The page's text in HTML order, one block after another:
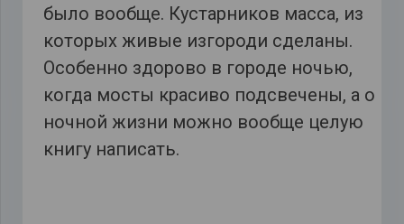
было вообще. Кустарников масса, из
которых живые изгороди сделаны.
Особенно здорово в городе ночью,
когда мосты красиво подсвечены, а о
ночной жизни можно вообще целую
книгу написать.